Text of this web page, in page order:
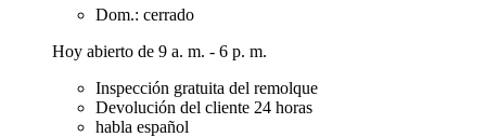
Dom.: cerrado
Hoy abierto de 9 a. m. - 6 p. m.
Inspección gratuita del remolque
Devolución del cliente 24 horas
habla español